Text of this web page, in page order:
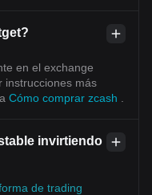
en el exchange
instrucciones más
Cómo comprar zcash
invirtiendo
de trading